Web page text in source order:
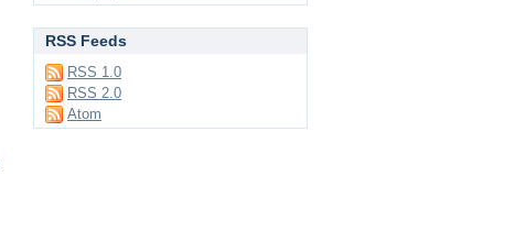
RSS Feeds
RSS 1.0
RSS 2.0
Atom